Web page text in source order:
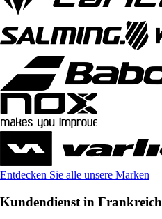
Entdecken Sie alle unsere Marken
Kundendienst in Frankreich